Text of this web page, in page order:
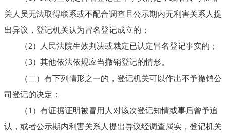
关人员无法取得联系或不配合调查且公示期内无利害关系人提
出异议，登记机关认为冒名登记成立的；
（2）
人民法院生效判决或裁定已认定冒名登记事实的；
（3） 其他依法依规应当撤销登记的情形。
（二） 有下列情形之一的，登记机关可以作出不予撤销公
司登记的决定：
（1） 有证据证明被冒用人对该次登记知情或事后曾予追
认，或者公示期内利害关系人提出异议经调查属实，登记机关